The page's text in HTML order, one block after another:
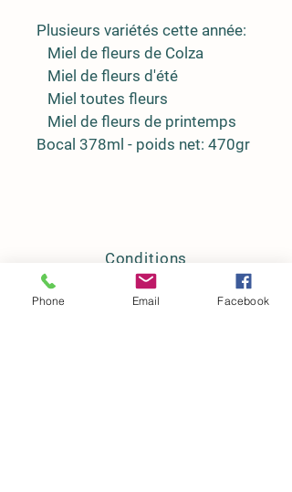
Plusieurs variétés cette année:
Miel de fleurs de Colza
Miel de fleurs d'été
Miel toutes fleurs
Miel de fleurs de printemps
Bocal 378ml - poids net: 470gr
Conditions
Adresse
Phone Email Facebook